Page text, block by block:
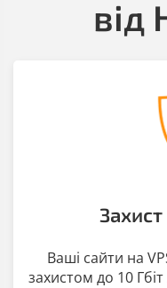
від
Захист
Ваші сайти на
захистом до 10